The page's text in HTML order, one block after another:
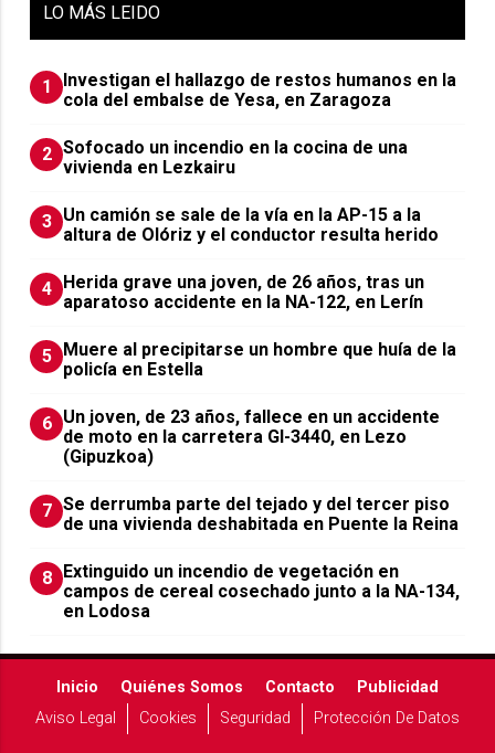
LO MÁS LEIDO
1
Investigan el hallazgo de restos humanos en la
cola del embalse de Yesa, en Zaragoza
2 Sofocado un incendio en la cocina de una
vivienda en Lezkairu
3 Un camión se sale de la vía en la AP-15 a la
altura de Olóriz y el conductor resulta herido
4 Herida grave una joven, de 26 años, tras un
aparatoso accidente en la NA-122, en Lerín
5 Muere al precipitarse un hombre que huía de la
policía en Estella
6 Un joven, de 23 años, fallece en un accidente
de moto en la carretera GI-3440, en Lezo
(Gipuzkoa)
7 Se derrumba parte del tejado y del tercer piso
de una vivienda deshabitada en Puente la Reina
8 Extinguido un incendio de vegetación en
campos de cereal cosechado junto a la NA-134,
en Lodosa
Inicio Quiénes Somos Contacto
Publicidad
Aviso Legal
Cookies Seguridad Protección De Datos